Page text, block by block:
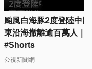
颱風白海豚2度登陸中
東沿海撤離逾百萬人｜
#Shorts
公視新聞網